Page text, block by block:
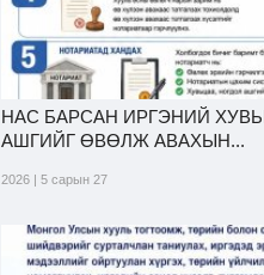
НАС БАРСАН ИРГЭНИЙ
АШГИЙГ ӨВӨЛЖ АВАХЫН...
2026 | 5 сарын 27